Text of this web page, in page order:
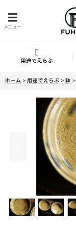
メニュー
用途でえらぶ
ホーム > 用途でえらぶ > 鉢 >